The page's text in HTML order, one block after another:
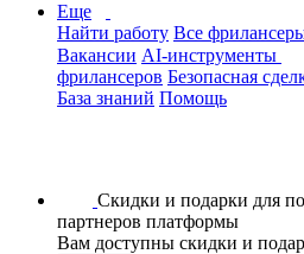
Еще
Найти работу Все
Вакансии AI-инструменты
фрилансеров Безопасная
База знаний Помощь
Скидки и подарки для
партнеров платформы
Вам доступны скидки и